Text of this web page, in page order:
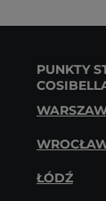
PUNKTY
ŁÓDŹ